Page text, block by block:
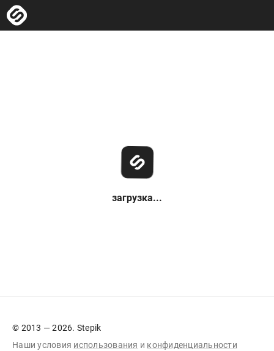
загрузка...
© 2013 — 2026. Stepik
Наши условия использования и конфиденциальности